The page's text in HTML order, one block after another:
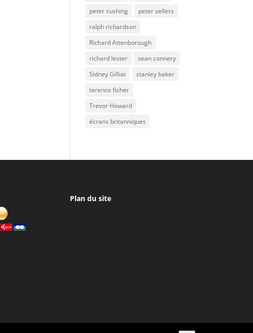
peter cushing
peter sellers
ralph richardson
Richard Attenborough
richard lester
sean connery
Sidney Gilliat
stanley baker
terence fisher
Trevor Howard
écrans britanniques
Plan du site